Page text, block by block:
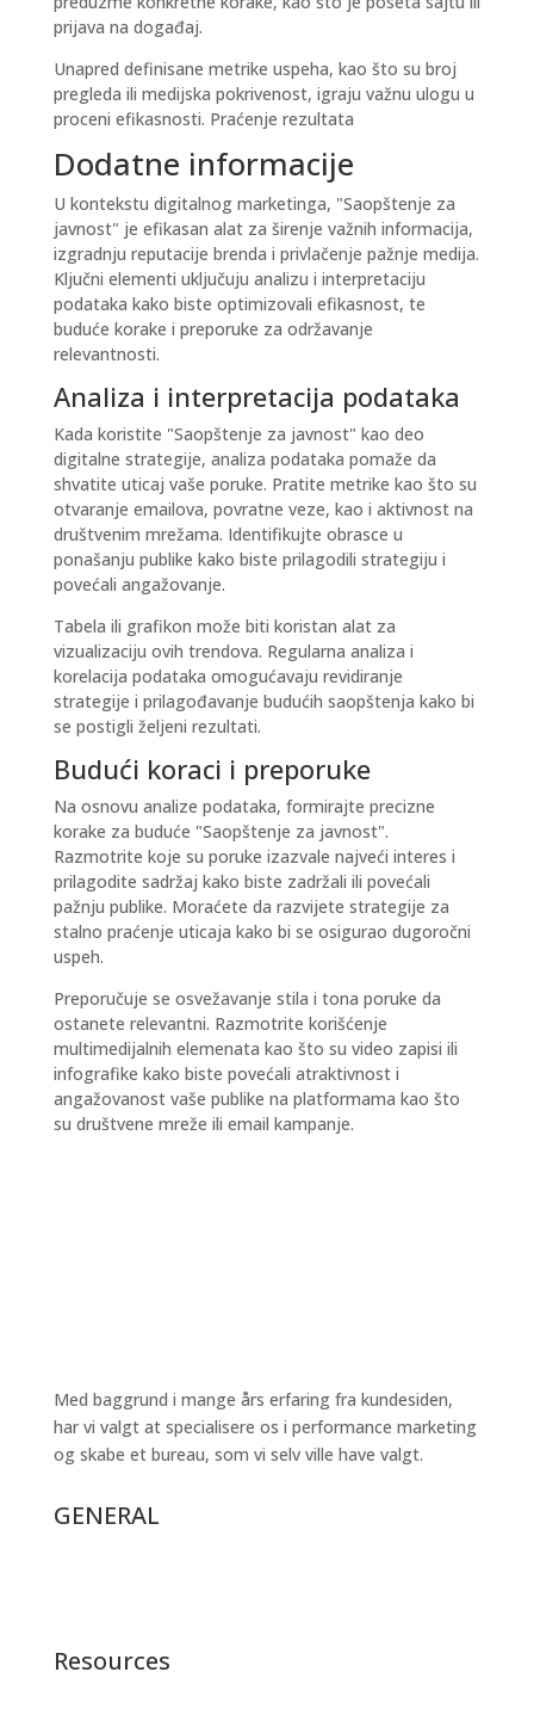
prijava na događaj.
Unapred definisane metrike uspeha, kao što su broj
pregleda ili medijska pokrivenost, igraju važnu ulogu u
proceni efikasnosti. Praćenje rezultata
Dodatne informacije
U kontekstu digitalnog marketinga, "Saopštenje za
javnost" je efikasan alat za širenje važnih informacija,
izgradnju reputacije brenda i privlačenje pažnje medija.
Ključni elementi uključuju analizu i interpretaciju
podataka kako biste optimizovali efikasnost, te
buduće korake i preporuke za održavanje
relevantnosti.
Analiza i interpretacija podataka
Kada koristite "Saopštenje za javnost" kao deo
digitalne strategije, analiza podataka pomaže da
shvatite uticaj vaše poruke. Pratite metrike kao što su
otvaranje emailova, povratne veze, kao i aktivnost na
društvenim mrežama. Identifikujte obrasce u
ponašanju publike kako biste prilagodili strategiju i
povećali angažovanje.
Tabela ili grafikon može biti koristan alat za
vizualizaciju ovih trendova. Regularna analiza i
korelacija podataka omogućavaju revidiranje
strategije i prilagođavanje budućih saopštenja kako bi
se postigli željeni rezultati.
Budući koraci i preporuke
Na osnovu analize podataka, formirajte precizne
korake za buduće "Saopštenje za javnost".
Razmotrite koje su poruke izazvale najveći interes i
prilagodite sadržaj kako biste zadržali ili povećali
pažnju publike. Moraćete da razvijete strategije za
stalno praćenje uticaja kako bi se osigurao dugoročni
uspeh.
Preporučuje se osvežavanje stila i tona poruke da
ostanete relevantni. Razmotrite korišćenje
multimedijalnih elemenata kao što su video zapisi ili
infografike kako biste povećali atraktivnost i
angažovanost vaše publike na platformama kao što
su društvene mreže ili email kampanje.
Med baggrund i mange års erfaring fra kundesiden,
har vi valgt at specialisere os i performance marketing
og skabe et bureau, som vi selv ville have valgt.
GENERAL
Resources